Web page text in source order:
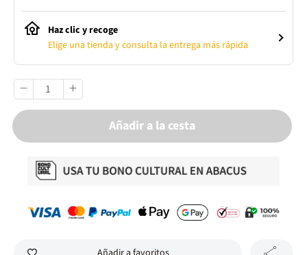
Haz clic y recoge
Elige una tienda y consulta la entrega más rápida
Añadir a la cesta